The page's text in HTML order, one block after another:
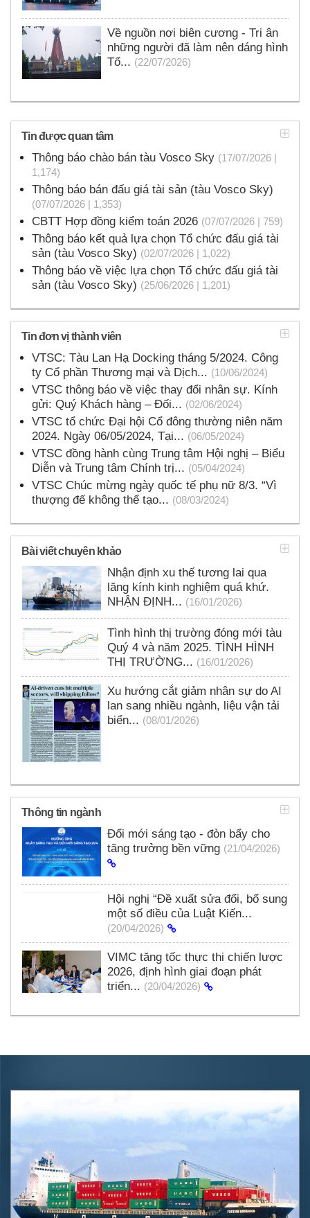
Về nguồn nơi biên cương - Tri ân
những người đã làm nên dáng hình
Tổ... (22/07/2026)
Tin được quan tâm
Thông báo chào bán tàu Vosco Sky (17/07/2026 |
1,174)
Thông báo bán đấu giá tài sản (tàu Vosco Sky)
(07/07/2026 | 1,353)
CBTT Hợp đồng kiểm toán 2026 (07/07/2026 | 759)
Thông báo kết quả lựa chọn Tổ chức đấu giá tài
sản (tàu Vosco Sky) (02/07/2026 | 1,022)
Thông báo về việc lựa chọn Tổ chức đấu giá tài
sản (tàu Vosco Sky) (25/06/2026 | 1,201)
Tin đơn vị thành viên
VTSC: Tàu Lan Hạ Docking tháng 5/2024. Công
ty Cổ phần Thương mại và Dịch... (10/06/2024)
VTSC thông báo về việc thay đổi nhân sự. Kính
gửi: Quý Khách hàng – Đối... (02/06/2024)
VTSC tổ chức Đại hội Cổ đông thường niên năm
2024. Ngày 06/05/2024, Tại... (06/05/2024)
VTSC đồng hành cùng Trung tâm Hội nghị – Biểu
Diễn và Trung tâm Chính trị... (05/04/2024)
VTSC Chúc mừng ngày quốc tế phụ nữ 8/3. “Vì
thượng đế không thể tạo... (08/03/2024)
Bài viết chuyên khảo
Nhận định xu thế tương lai qua
lăng kính kinh nghiệm quá khứ.
NHẬN ĐỊNH... (16/01/2026)
Tình hình thị trường đóng mới tàu
Quý 4 và năm 2025. TÌNH HÌNH
THỊ TRƯỜNG... (16/01/2026)
Xu hướng cắt giảm nhân sự do AI
lan sang nhiều ngành, liệu vận tải
biển... (08/01/2026)
Thông tin ngành
Đổi mới sáng tạo - đòn bẩy cho
tăng trưởng bền vững (21/04/2026)
Hội nghị “Đề xuất sửa đổi, bổ sung
một số điều của Luật Kiến...
(20/04/2026)
VIMC tăng tốc thực thi chiến lược
2026, định hình giai đoạn phát
triển... (20/04/2026)